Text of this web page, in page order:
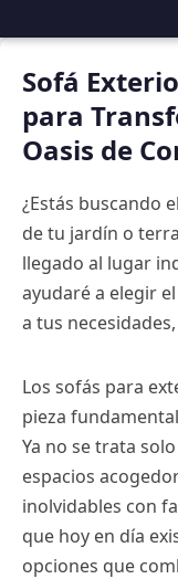
Sofá
para
Oasis de
¿Estás buscando
de tu jardín o
llegado al lugar
ayudaré a elegir
a tus
Los sofás para
pieza
Ya no se trata
espacios
inolvidables con
que hoy en día
opciones que